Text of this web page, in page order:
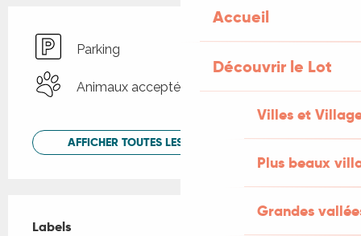
Accueil
Découvrir le Lot
Villes et
Plus beaux
Grandes
Parking
Animaux acceptés
AFFICHER TOUTES LES PRESTATIONS
Labels
Labels